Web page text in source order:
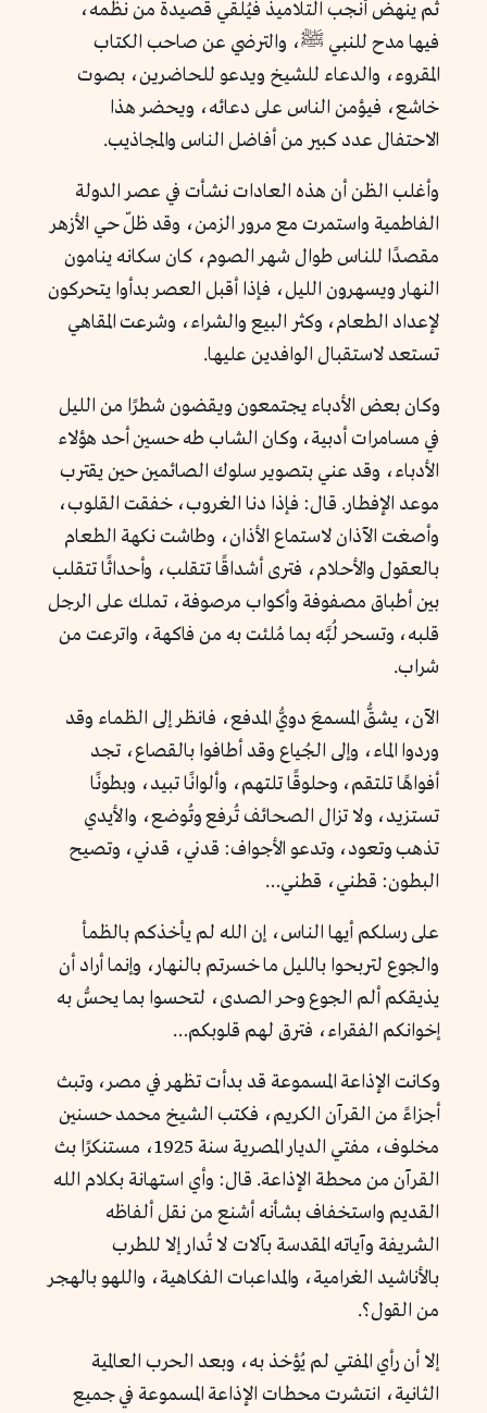
ثم ينهض أنجب التلاميذ فيُلقي قصيدة من نظمه،
فيها مدح للنبي ﷺ، والترضي عن صاحب الكتاب
المقروء، والدعاء للشيخ ويدعو للحاضرين، بصوت
خاشع، فيؤمن الناس على دعائه، ويحضر هذا
الاحتفال عدد كبير من أفاضل الناس والمجاذيب.
وأغلب الظن أن هذه العادات نشأت في عصر الدولة
الفاطمية واستمرت مع مرور الزمن، وقد ظلّ حي الأزهر
مقصدًا للناس طوال شهر الصوم، كان سكانه ينامون
النهار ويسهرون الليل، فإذا أقبل العصر بدأوا يتحركون
لإعداد الطعام، وكثر البيع والشراء، وشرعت المقاهي
تستعد لاستقبال الوافدين عليها.
وكان بعض الأدباء يجتمعون ويقضون شطرًا من الليل
في مسامرات أدبية، وكان الشاب طه حسين أحد هؤلاء
الأدباء، وقد عني بتصوير سلوك الصائمين حين يقترب
موعد الإفطار. قال: فإذا دنا الغروب، خفقت القلوب،
وأصغت الآذان لاستماع الأذان، وطاشت نكهة الطعام
بالعقول والأحلام، فترى أشداقًا تتقلب، وأحداثًا تتقلب
بين أطباق مصفوفة وأكواب مرصوفة، تملك على الرجل
قلبه، وتسحر لُبَّه بما مُلئت به من فاكهة، واترعت من
شراب.
الآن، يشقُّ المسمعَ دويُّ المدفع، فانظر إلى الظماء وقد
وردوا الماء، وإلى الجُياع وقد أطافوا بالقصاع، تجد
أفواهًا تلتقم، وحلوقًا تلتهم، وألوانًا تبيد، وبطونًا
تستزيد، ولا تزال الصحائف تُرفع وتُوضع، والأيدي
تذهب وتعود، وتدعو الأجواف: قدني، قدني، وتصيح
البطون: قطني، قطني…
على رسلكم أيها الناس، إن الله لم يأخذكم بالظمأ
والجوع لتربحوا بالليل ما خسرتم بالنهار، وإنما أراد أن
يذيقكم ألم الجوع وحر الصدى، لتحسوا بما يحسُّ به
إخوانكم الفقراء، فترق لهم قلوبكم…
وكانت الإذاعة المسموعة قد بدأت تظهر في مصر، وتبث
أجزاءً من القرآن الكريم، فكتب الشيخ محمد حسنين
مخلوف، مفتي الديار المصرية سنة 1925، مستنكرًا بث
القرآن من محطة الإذاعة. قال: وأي استهانة بكلام الله
القديم واستخفاف بشأنه أشنع من نقل ألفاظه
الشريفة وآياته المقدسة بآلات لا تُدار إلا للطرب
بالأناشيد الغرامية، والمداعبات الفكاهية، واللهو بالهجر
من القول؟.
إلا أن رأي المفتي لم يُؤخذ به، وبعد الحرب العالمية
الثانية، انتشرت محطات الإذاعة المسموعة في جميع